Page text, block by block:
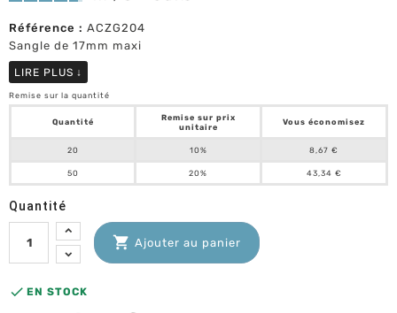
Référence : ACZG204
Sangle de 17mm maxi
LIRE PLUS ↓
Remise sur la quantité
Quantité
Remise sur prix
unitaire
Vous économisez
20 10% 8,67 €
50 20% 43,34 €
Quantité
 Ajouter au panier
 EN STOCK